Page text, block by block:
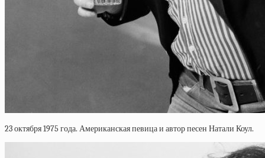
23 октября 1975 года. Американская певица и автор песен Натали Коул.